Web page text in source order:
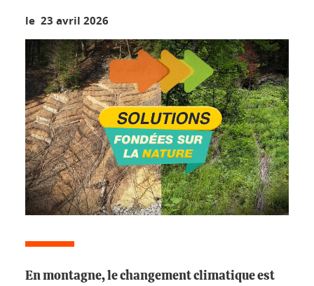
le 23 avril 2026
En montagne, le changement climatique est